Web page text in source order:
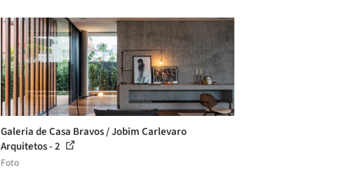
Galeria de Casa Bravos / Jobim Carlevaro
Arquitetos - 2
Foto